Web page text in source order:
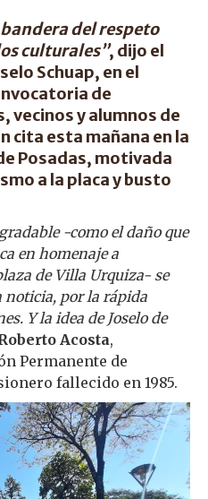
del respeto
culturales”, dijo el
Schuap, en el
de
vecinos y alumnos de
cita esta mañana en la
Posadas, motivada
a la placa y busto
-como el daño que
en homenaje a
de Villa Urquiza- se
noticia, por la rápida
Y la idea de Joselo de
Acosta,
Permanente de
fallecido en 1985.